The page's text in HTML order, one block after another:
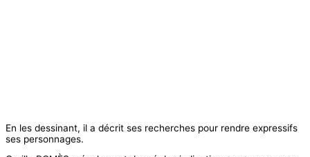
En les dessinant, il a décrit ses recherches pour rendre expressifs
ses personnages.